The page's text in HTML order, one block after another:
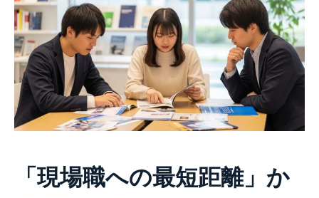
「現場職への最短距離」か